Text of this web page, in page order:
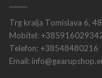
Trg kralja Tomislava 6,
Mobitel:
Telefon: +38548480216
Email: